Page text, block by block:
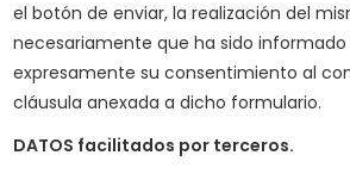
el botón de enviar, la realización del
necesariamente que ha sido
expresamente su consentimiento al
cláusula anexada a dicho formulario.
DATOS facilitados por terceros.